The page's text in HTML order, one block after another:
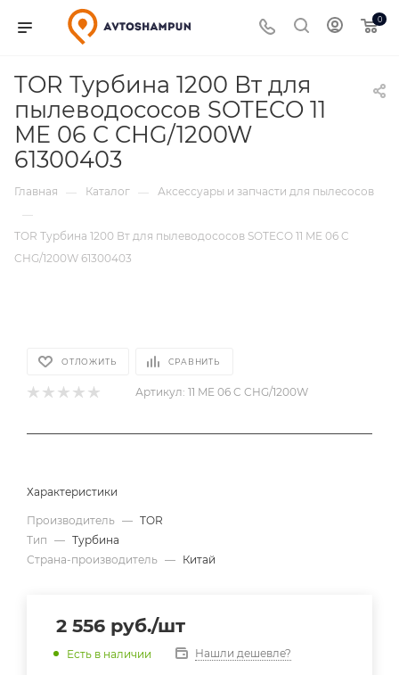
0
TOR Турбина 1200 Вт для
пылеводососов SOTECO 11
ME 06 C CHG/1200W
61300403
Главная — Каталог —
Аксессуары и запчасти для пылесосов
—
TOR Турбина 1200 Вт для пылеводососов SOTECO 11 ME 06 C
CHG/1200W 61300403
ОТЛОЖИТЬ СРАВНИТЬ
Артикул: 11 ME 06 C CHG/1200W
Характеристики
Производитель — TOR
Тип — Турбина
Страна-производитель — Китай
2 556 руб./шт
Есть в наличии Нашли дешевле?